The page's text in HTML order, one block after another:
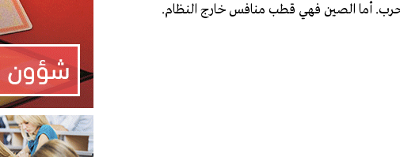
أما الصين فهي قطب منافس خارج النظام.